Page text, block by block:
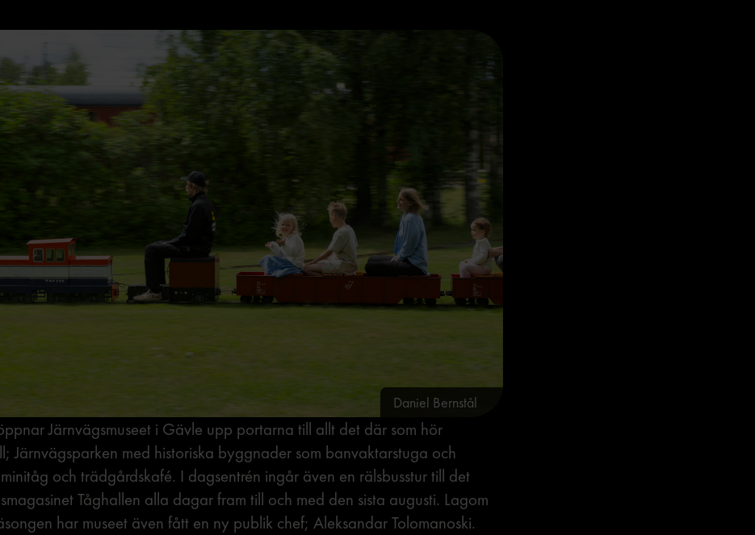
Daniel Bernstål
Järnvägsmuseet i Gävle upp portarna till allt det där som hör
Järnvägsparken med historiska byggnader som banvaktarstuga och
och trädgårdskafé. I dagsentrén ingår även en rälsbusstur till det
Tåghallen alla dagar fram till och med den sista augusti. Lagom
har museet även fått en ny publik chef; Aleksandar Tolomanoski.